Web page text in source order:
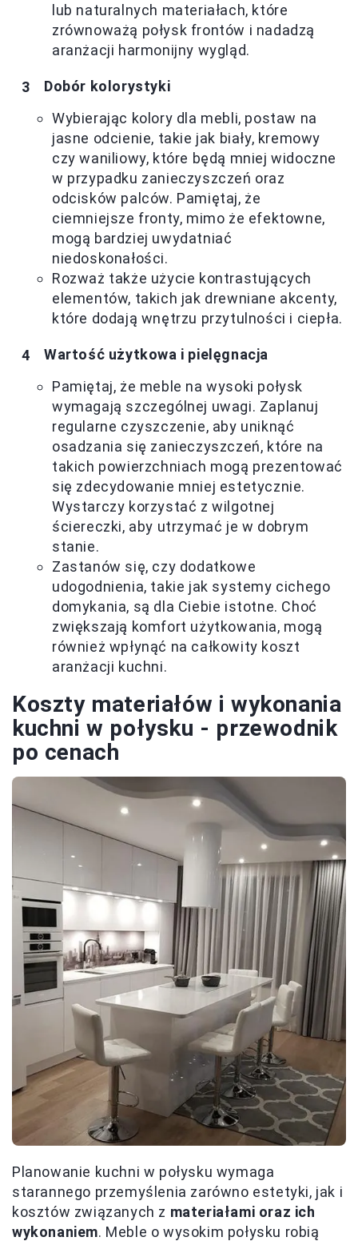
lub naturalnych materiałach, które
zrównoważą połysk frontów i nadadzą
aranżacji harmonijny wygląd.
Dobór kolorystyki
Wybierając kolory dla mebli, postaw na
jasne odcienie, takie jak biały, kremowy
czy waniliowy, które będą mniej widoczne
w przypadku zanieczyszczeń oraz
odcisków palców. Pamiętaj, że
ciemniejsze fronty, mimo że efektowne,
mogą bardziej uwydatniać
niedoskonałości.
Rozważ także użycie kontrastujących
elementów, takich jak drewniane akcenty,
które dodają wnętrzu przytulności i ciepła.
Wartość użytkowa i pielęgnacja
Pamiętaj, że meble na wysoki połysk
wymagają szczególnej uwagi. Zaplanuj
regularne czyszczenie, aby uniknąć
osadzania się zanieczyszczeń, które na
takich powierzchniach mogą prezentować
się zdecydowanie mniej estetycznie.
Wystarczy korzystać z wilgotnej
ściereczki, aby utrzymać je w dobrym
stanie.
Zastanów się, czy dodatkowe
udogodnienia, takie jak systemy cichego
domykania, są dla Ciebie istotne. Choć
zwiększają komfort użytkowania, mogą
również wpłynąć na całkowity koszt
aranżacji kuchni.
Koszty materiałów i wykonania
kuchni w połysku - przewodnik
po cenach
Planowanie kuchni w połysku wymaga
starannego przemyślenia zarówno estetyki, jak i
kosztów związanych z materiałami oraz ich
wykonaniem. Meble o wysokim połysku robią